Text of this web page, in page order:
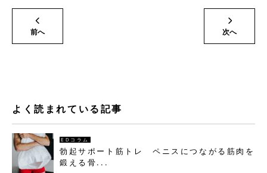
前へ 次へ
よく読まれている記事
EDコラム
勃起サポート筋トレ ペニスにつながる筋肉を
鍛える骨...